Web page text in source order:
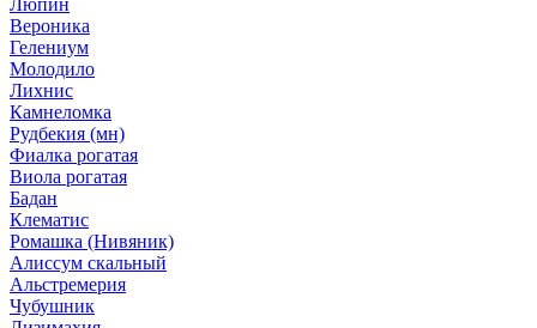
Люпин
Вероника
Гелениум
Молодило
Лихнис
Камнеломка
Рудбекия (мн)
Фиалка рогатая
Виола рогатая
Бадан
Клематис
Ромашка (Нивяник)
Алиссум скальный
Альстремерия
Чубушник